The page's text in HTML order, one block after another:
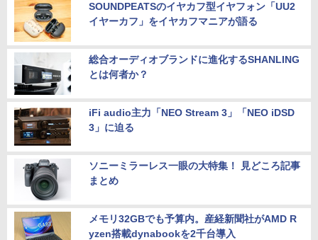
SOUNDPEATSのイヤカフ型イヤフォン「UU2
イヤーカフ」をイヤカフマニアが語る
総合オーディオブランドに進化するSHANLING
とは何者か？
iFi audio主力「NEO Stream 3」「NEO iDSD
3」に迫る
ソニーミラーレス一眼の大特集！ 見どころ記事
まとめ
メモリ32GBでも予算内。産経新聞社がAMD R
yzen搭載dynabookを2千台導入